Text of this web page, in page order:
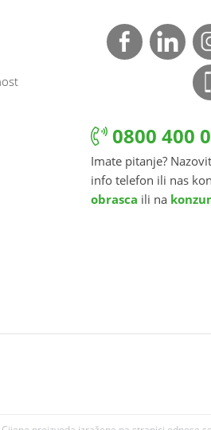
0800 400
Imate pitanje?
info telefon ili nas
obrasca ili na